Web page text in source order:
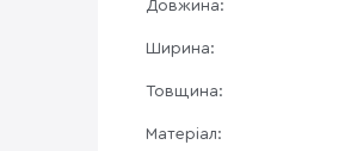
Довжина:
Ширина:
Товщина:
Матеріал: